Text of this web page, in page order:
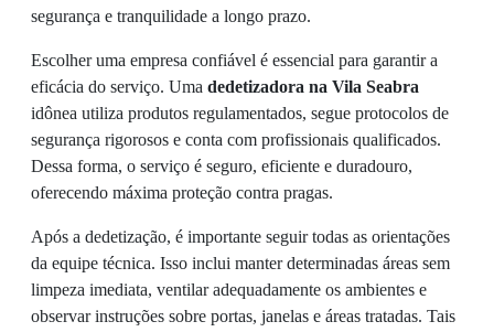
segurança e tranquilidade a longo prazo.
Escolher uma empresa confiável é essencial para garantir a
eficácia do serviço. Uma dedetizadora na Vila Seabra
idônea utiliza produtos regulamentados, segue protocolos de
segurança rigorosos e conta com profissionais qualificados.
Dessa forma, o serviço é seguro, eficiente e duradouro,
oferecendo máxima proteção contra pragas.
Após a dedetização, é importante seguir todas as orientações
da equipe técnica. Isso inclui manter determinadas áreas sem
limpeza imediata, ventilar adequadamente os ambientes e
observar instruções sobre portas, janelas e áreas tratadas. Tais